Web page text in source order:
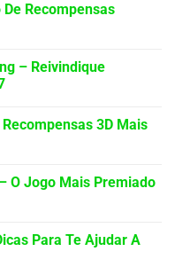
Recompensas
– Reivindique
3D Mais
O Jogo Mais Premiado
Para Te Ajudar A